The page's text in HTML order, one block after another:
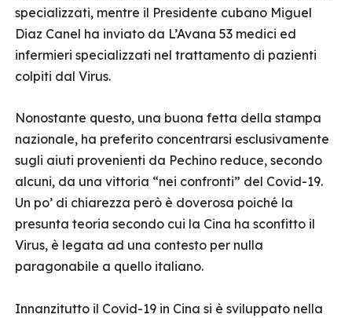
specializzati, mentre il Presidente cubano Miguel
Diaz Canel ha inviato da L’Avana 53 medici ed
infermieri specializzati nel trattamento di pazienti
colpiti dal Virus.
Nonostante questo, una buona fetta della stampa
nazionale, ha preferito concentrarsi esclusivamente
sugli aiuti provenienti da Pechino reduce, secondo
alcuni, da una vittoria “nei confronti” del Covid-19.
Un po’ di chiarezza però è doverosa poiché la
presunta teoria secondo cui la Cina ha sconfitto il
Virus, è legata ad una contesto per nulla
paragonabile a quello italiano.
Innanzitutto il Covid-19 in Cina si è sviluppato nella